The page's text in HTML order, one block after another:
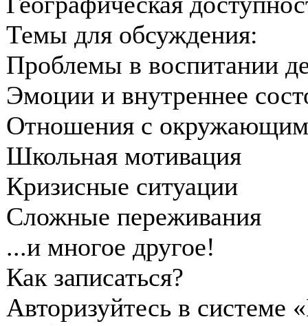
Темы для обсуждения:
Проблемы в воспитании
Эмоции и внутреннее
Отношения с
Школьная мотивация
Кризисные ситуации
Сложные переживания
...и многое другое!
Как записаться?
Авторизуйтесь в системе